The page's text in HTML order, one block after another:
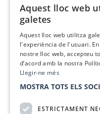
Aquest lloc web
galetes
Aquest lloc web utilitza
l'experiència de l'usuari.
nostre lloc web, accepteu
d’acord amb la nostra
Llegir-ne més
MOSTRA TOTS ELS
ESTRICTAMENT